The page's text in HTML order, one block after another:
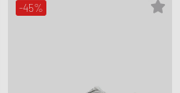
-45%